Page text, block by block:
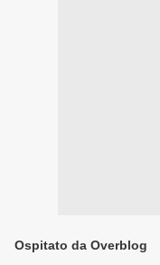
Ospitato da Overblog